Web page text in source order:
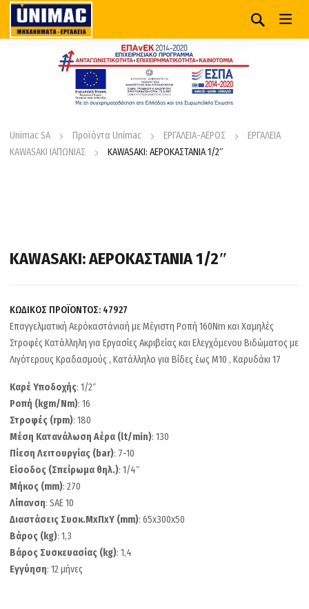
Unimac SA Προϊόντα Unimac ΕΡΓΑΛΕΙΑ-ΑΕΡΟΣ
ΕΡΓΑΛΕΙΑ
KAWASAKI ΙΑΠΩΝΙΑΣ
KAWASAKI: ΑΕΡΟΚΑΣΤΑΝΙΑ 1/2″
KAWASAKI: ΑΕΡΟΚΑΣΤΑΝΙΑ 1/2″
ΚΩΔΙΚΟΣ ΠΡΟΪΟΝΤΟΣ: 47927
Επαγγελματική Αερόκαστάνιαή με Μέγιστη Ροπή 160Nm και Χαμηλές
Στροφές Κατάλληλη για Εργασίες Ακριβείας και Ελεγχόμενου Βιδώματος με
Λιγότερους Κραδασμούς , Κατάλληλο για Βίδες έως Μ10 , Καρυδάκι 17
Καρέ Υποδοχής: 1/2″
Ροπή (kgm/Nm): 16
Στροφές (rpm): 180
Μέση Κατανάλωση Αέρα (lt/min): 130
Πίεση Λειτουργίας (bar): 7-10
Είσοδος (Σπείρωμα θηλ.): 1/4″
Μήκος (mm): 270
Λίπανση: SAE 10
Διαστάσεις Συσκ.ΜxΠxΥ (mm): 65x300x50
Βάρος (kg): 1,3
Βάρος Συσκευασίας (kg): 1,4
Εγγύηση: 12 μήνες